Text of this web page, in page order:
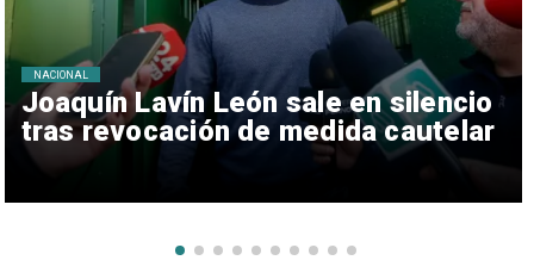
Joaquín Lavín León sale en silencio
tras revocación de medida cautelar
NACIONAL